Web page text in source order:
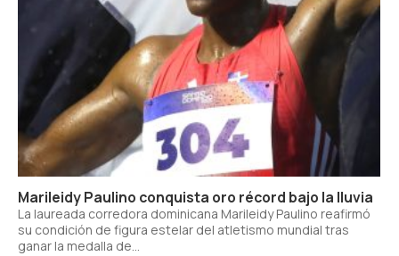
Marileidy Paulino conquista oro récord bajo la lluvia
La laureada corredora dominicana Marileidy Paulino reafirmó
su condición de figura estelar del atletismo mundial tras
ganar la medalla de...